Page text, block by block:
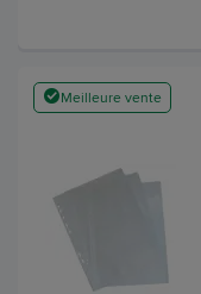
Meilleure vente